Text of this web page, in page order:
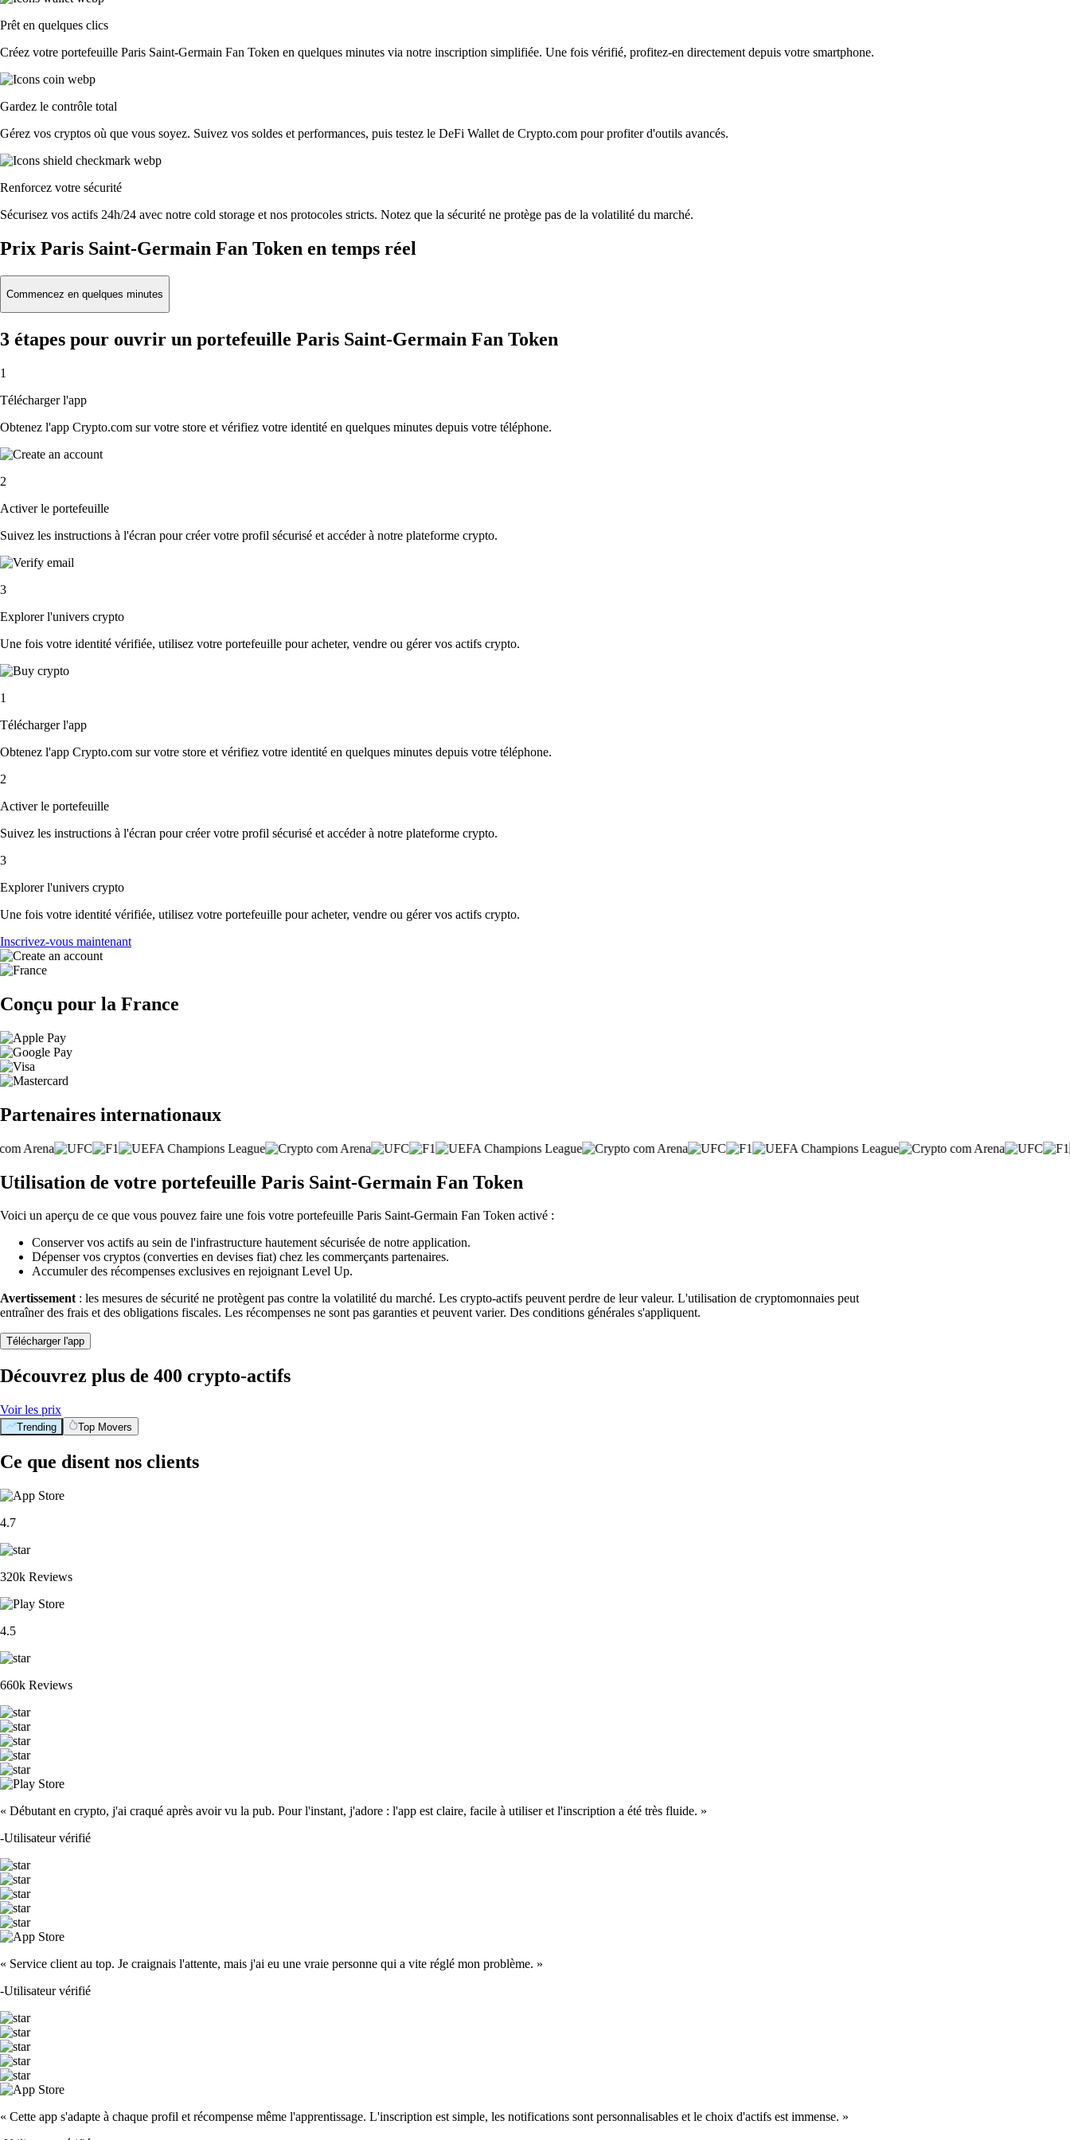
Prêt en quelques clics
Créez votre portefeuille Paris Saint-Germain Fan Token en quelques minutes via notre inscription simplifiée. Une fois vérifié, profitez-en directement depuis votre smartphone.
Gardez le contrôle total
Gérez vos cryptos où que vous soyez. Suivez vos soldes et performances, puis testez le DeFi Wallet de Crypto.com pour profiter d'outils avancés.
Renforcez votre sécurité
Sécurisez vos actifs 24h/24 avec notre cold storage et nos protocoles stricts. Notez que la sécurité ne protège pas de la volatilité du marché.
Prix Paris Saint-Germain Fan Token en temps réel
Commencez en quelques minutes
3 étapes pour ouvrir un portefeuille Paris Saint-Germain Fan Token
1
Télécharger l'app
Obtenez l'app Crypto.com sur votre store et vérifiez votre identité en quelques minutes depuis votre téléphone.
2
Activer le portefeuille
Suivez les instructions à l'écran pour créer votre profil sécurisé et accéder à notre plateforme crypto.
3
Explorer l'univers crypto
Une fois votre identité vérifiée, utilisez votre portefeuille pour acheter, vendre ou gérer vos actifs crypto.
1
Télécharger l'app
Obtenez l'app Crypto.com sur votre store et vérifiez votre identité en quelques minutes depuis votre téléphone.
2
Activer le portefeuille
Suivez les instructions à l'écran pour créer votre profil sécurisé et accéder à notre plateforme crypto.
3
Explorer l'univers crypto
Une fois votre identité vérifiée, utilisez votre portefeuille pour acheter, vendre ou gérer vos actifs crypto.
Inscrivez-vous maintenant
Conçu pour la France
Partenaires internationaux
Utilisation de votre portefeuille Paris Saint-Germain Fan Token
Voici un aperçu de ce que vous pouvez faire une fois votre portefeuille Paris Saint-Germain Fan Token activé :
Conserver vos actifs au sein de l'infrastructure hautement sécurisée de notre application.
Dépenser vos cryptos (converties en devises fiat) chez les commerçants partenaires.
Accumuler des récompenses exclusives en rejoignant Level Up.
Avertissement : les mesures de sécurité ne protègent pas contre la volatilité du marché. Les crypto-actifs peuvent perdre de leur valeur. L'utilisation de cryptomonnaies peut
entraîner des frais et des obligations fiscales. Les récompenses ne sont pas garanties et peuvent varier. Des conditions générales s'appliquent.
Télécharger l'app
Découvrez plus de 400 crypto-actifs
Voir les prix
Trending Top Movers
Ce que disent nos clients
4.7
320k Reviews
4.5
660k Reviews
« Débutant en crypto, j'ai craqué après avoir vu la pub. Pour l'instant, j'adore : l'app est claire, facile à utiliser et l'inscription a été très fluide. »
-Utilisateur vérifié
« Service client au top. Je craignais l'attente, mais j'ai eu une vraie personne qui a vite réglé mon problème. »
-Utilisateur vérifié
« Cette app s'adapte à chaque profil et récompense même l'apprentissage. L'inscription est simple, les notifications sont personnalisables et le choix d'actifs est immense. »